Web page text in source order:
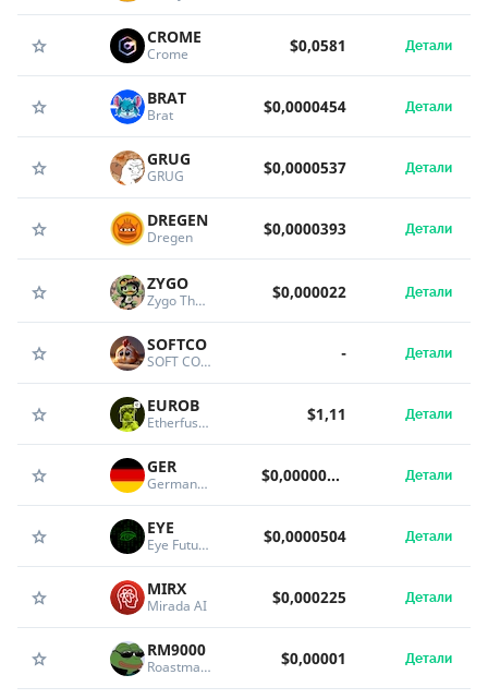
CROME
Crome $0,0581 Детали
BRAT
Brat $0,0000454 Детали
GRUG
GRUG $0,0000537 Детали
DREGEN
Dregen $0,0000393 Детали
ZYGO
Zygo The Frog $0,000022 Детали
SOFTCO
SOFT COQ INU - Детали
EUROB
Etherfuse EUROB $1,11 Детали
GER
Germany Coin $0,00000991 Детали
EYE
Eye Future by Virtuals $0,0000504 Детали
MIRX
Mirada AI $0,000225 Детали
RM9000
Roastmaster9000 $0,00001 Детали